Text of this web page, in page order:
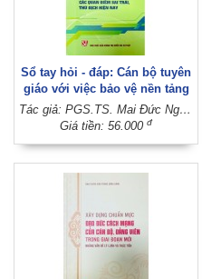
Sổ tay hỏi - đáp: Cán bộ tuyên
giáo với việc bảo vệ nền tảng
tư tưởng của Đảng, đấu tranh
phản bác các quan điểm sai
Tác giả: PGS.TS. Mai Đức Ngọc (Chủ biên)
Giá tiền: 56.000 đ